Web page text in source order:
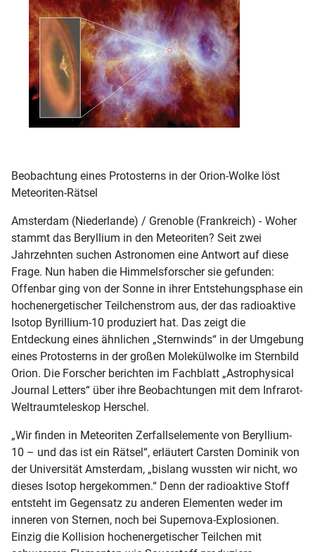
Beobachtung eines Protosterns in der Orion-Wolke löst
Meteoriten-Rätsel
Amsterdam (Niederlande) / Grenoble (Frankreich) - Woher
stammt das Beryllium in den Meteoriten? Seit zwei
Jahrzehnten suchen Astronomen eine Antwort auf diese
Frage. Nun haben die Himmelsforscher sie gefunden:
Offenbar ging von der Sonne in ihrer Entstehungsphase ein
hochenergetischer Teilchenstrom aus, der das radioaktive
Isotop Byrillium-10 produziert hat. Das zeigt die
Entdeckung eines ähnlichen „Sternwinds“ in der Umgebung
eines Protosterns in der großen Molekülwolke im Sternbild
Orion. Die Forscher berichten im Fachblatt „Astrophysical
Journal Letters“ über ihre Beobachtungen mit dem Infrarot-
Weltraumteleskop Herschel.
„Wir finden in Meteoriten Zerfallselemente von Beryllium-
10 – und das ist ein Rätsel“, erläutert Carsten Dominik von
der Universität Amsterdam, „bislang wussten wir nicht, wo
dieses Isotop hergekommen.“ Denn der radioaktive Stoff
entsteht im Gegensatz zu anderen Elementen weder im
inneren von Sternen, noch bei Supernova-Explosionen.
Einzig die Kollision hochenergetischer Teilchen mit